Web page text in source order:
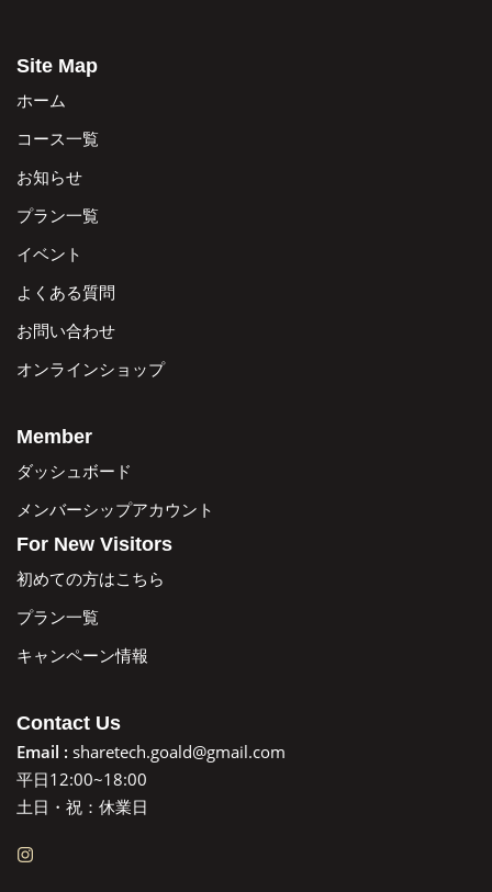
Site Map
ホーム
コース一覧
お知らせ
プラン一覧
イベント
よくある質問
お問い合わせ
オンラインショップ
Member
ダッシュボード
メンバーシップアカウント
For New Visitors
初めての方はこちら
プラン一覧
キャンペーン情報
Contact Us
Email : sharetech.goald@gmail.com
平日12:00~18:00
土日・祝：休業日